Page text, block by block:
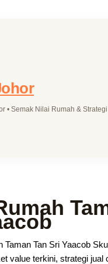
• Semak Nilai Rumah &
Taman Tan Sri Yaacob
value terkini, strategi jual